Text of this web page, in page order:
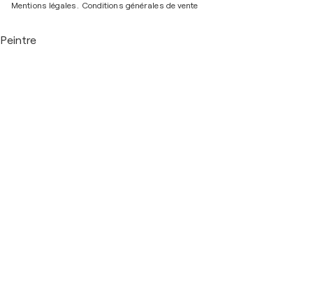
Mentions légales. Conditions générales de vente
Peintre